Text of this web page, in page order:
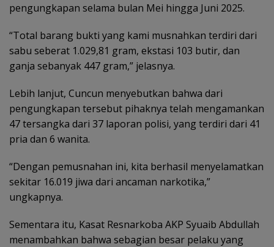
pengungkapan selama bulan Mei hingga Juni 2025.
“Total barang bukti yang kami musnahkan terdiri dari
sabu seberat 1.029,81 gram, ekstasi 103 butir, dan
ganja sebanyak 447 gram,” jelasnya.
Lebih lanjut, Cuncun menyebutkan bahwa dari
pengungkapan tersebut pihaknya telah mengamankan
47 tersangka dari 37 laporan polisi, yang terdiri dari 41
pria dan 6 wanita.
“Dengan pemusnahan ini, kita berhasil menyelamatkan
sekitar 16.019 jiwa dari ancaman narkotika,”
ungkapnya.
Sementara itu, Kasat Resnarkoba AKP Syuaib Abdullah
menambahkan bahwa sebagian besar pelaku yang